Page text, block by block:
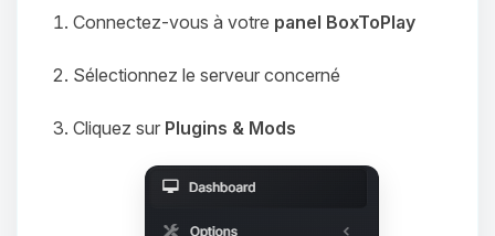
Connectez-vous à votre panel BoxToPlay
Sélectionnez le serveur concerné
Cliquez sur Plugins & Mods